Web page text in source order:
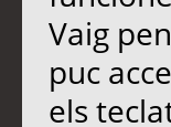
Vaig
puc
els